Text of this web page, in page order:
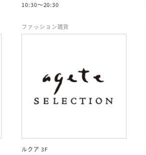
10:30～20:30
ファッション雑貨
ルクア 3F